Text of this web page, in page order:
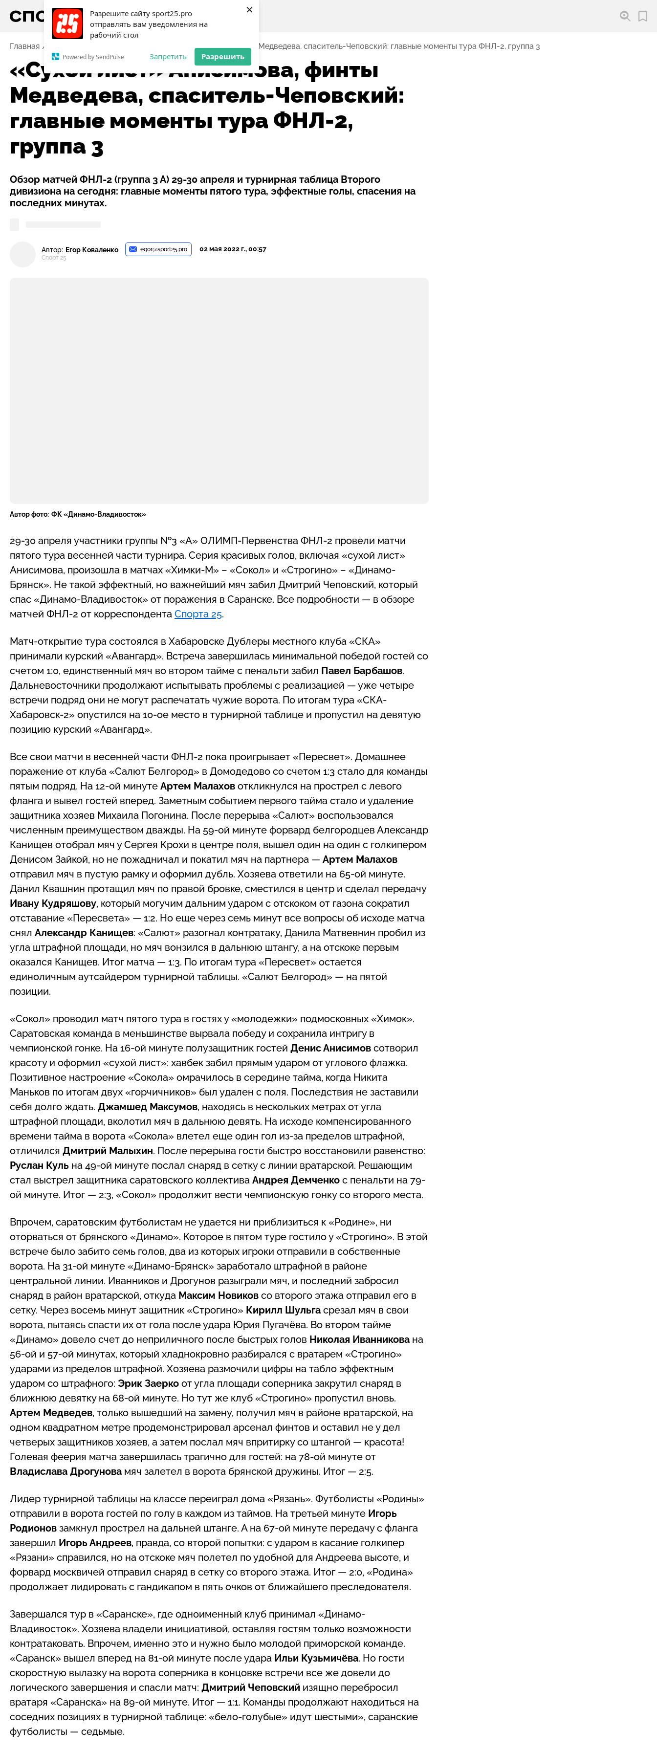
Разрешите сайту sport25.pro
отправлять вам уведомления на
рабочий стол
Powered by SendPulse Запретить Разрешить
×
Главная «Сухой лист» Анисимова, финты Медведева, спаситель-Чеповский: главные моменты тура ФНЛ-2, группа 3
«Сухой лист» Анисимова, финты
Медведева, спаситель-Чеповский:
главные моменты тура ФНЛ-2,
группа 3
Обзор матчей ФНЛ-2 (группа 3 А) 29-30 апреля и турнирная таблица Второго
дивизиона на сегодня: главные моменты пятого тура, эффектные голы, спасения на
последних минутах.
Автор: Егор Коваленко
Спорт 25
egor@sport25.pro 02 мая 2022 г., 00:57
Автор фото: ФК «Динамо-Владивосток»
29-30 апреля участники группы №3 «А» ОЛИМП-Первенства ФНЛ-2 провели матчи
пятого тура весенней части турнира. Серия красивых голов, включая «сухой лист»
Анисимова, произошла в матчах «Химки-М» – «Сокол» и «Строгино» – «Динамо-
Брянск». Не такой эффектный, но важнейший мяч забил Дмитрий Чеповский, который
спас «Динамо-Владивосток» от поражения в Саранске. Все подробности — в обзоре
матчей ФНЛ-2 от корреспондента Спорта 25.
Матч-открытие тура состоялся в Хабаровске Дублеры местного клуба «СКА»
принимали курский «Авангард». Встреча завершилась минимальной победой гостей со
счетом 1:0, единственный мяч во втором тайме с пенальти забил Павел Барбашов.
Дальневосточники продолжают испытывать проблемы с реализацией — уже четыре
встречи подряд они не могут распечатать чужие ворота. По итогам тура «СКА-
Хабаровск-2» опустился на 10-ое место в турнирной таблице и пропустил на девятую
позицию курский «Авангард».
Все свои матчи в весенней части ФНЛ-2 пока проигрывает «Пересвет». Домашнее
поражение от клуба «Салют Белгород» в Домодедово со счетом 1:3 стало для команды
пятым подряд. На 12-ой минуте Артем Малахов откликнулся на прострел с левого
фланга и вывел гостей вперед. Заметным событием первого тайма стало и удаление
защитника хозяев Михаила Погонина. После перерыва «Салют» воспользовался
численным преимуществом дважды. На 59-ой минуте форвард белгородцев Александр
Канищев отобрал мяч у Сергея Крохи в центре поля, вышел один на один с голкипером
Денисом Зайкой, но не пожадничал и покатил мяч на партнера — Артем Малахов
отправил мяч в пустую рамку и оформил дубль. Хозяева ответили на 65-ой минуте.
Данил Квашнин протащил мяч по правой бровке, сместился в центр и сделал передачу
Ивану Кудряшову, который могучим дальним ударом с отскоком от газона сократил
отставание «Пересвета» — 1:2. Но еще через семь минут все вопросы об исходе матча
снял Александр Канищев: «Салют» разогнал контратаку, Данила Матвевнин пробил из
угла штрафной площади, но мяч вонзился в дальнюю штангу, а на отскоке первым
оказался Канищев. Итог матча — 1:3. По итогам тура «Пересвет» остается
единоличным аутсайдером турнирной таблицы. «Салют Белгород» — на пятой
позиции.
«Сокол» проводил матч пятого тура в гостях у «молодежки» подмосковных «Химок».
Саратовская команда в меньшинстве вырвала победу и сохранила интригу в
чемпионской гонке. На 16-ой минуте полузащитник гостей Денис Анисимов сотворил
красоту и оформил «сухой лист»: хавбек забил прямым ударом от углового флажка.
Позитивное настроение «Сокола» омрачилось в середине тайма, когда Никита
Маньков по итогам двух «горчичников» был удален с поля. Последствия не заставили
себя долго ждать. Джамшед Максумов, находясь в нескольких метрах от угла
штрафной площади, вколотил мяч в дальнюю девять. На исходе компенсированного
времени тайма в ворота «Сокола» влетел еще один гол из-за пределов штрафной,
отличился Дмитрий Малыхин. После перерыва гости быстро восстановили равенство:
Руслан Куль на 49-ой минуте послал снаряд в сетку с линии вратарской. Решающим
стал выстрел защитника саратовского коллектива Андрея Демченко с пенальти на 79-
ой минуте. Итог — 2:3, «Сокол» продолжит вести чемпионскую гонку со второго места.
Впрочем, саратовским футболистам не удается ни приблизиться к «Родине», ни
оторваться от брянского «Динамо». Которое в пятом туре гостило у «Строгино». В этой
встрече было забито семь голов, два из которых игроки отправили в собственные
ворота. На 31-ой минуте «Динамо-Брянск» заработало штрафной в районе
центральной линии. Иванников и Дрогунов разыграли мяч, и последний забросил
снаряд в район вратарской, откуда Максим Новиков со второго этажа отправил его в
сетку. Через восемь минут защитник «Строгино» Кирилл Шульга срезал мяч в свои
ворота, пытаясь спасти их от гола после удара Юрия Пугачёва. Во втором тайме
«Динамо» довело счет до неприличного после быстрых голов Николая Иванникова на
56-ой и 57-ой минутах, который хладнокровно разбирался с вратарем «Строгино»
ударами из пределов штрафной. Хозяева размочили цифры на табло эффектным
ударом со штрафного: Эрик Заерко от угла площади соперника закрутил снаряд в
ближнюю девятку на 68-ой минуте. Но тут же клуб «Строгино» пропустил вновь.
Артем Медведев, только вышедший на замену, получил мяч в районе вратарской, на
одном квадратном метре продемонстрировал арсенал финтов и оставил не у дел
четверых защитников хозяев, а затем послал мяч впритирку со штангой — красота!
Голевая феерия матча завершилась трагично для гостей: на 78-ой минуте от
Владислава Дрогунова мяч залетел в ворота брянской дружины. Итог — 2:5.
Лидер турнирной таблицы на классе переиграл дома «Рязань». Футболисты «Родины»
отправили в ворота гостей по голу в каждом из таймов. На третьей минуте Игорь
Родионов замкнул прострел на дальней штанге. А на 67-ой минуте передачу с фланга
завершил Игорь Андреев, правда, со второй попытки: с ударом в касание голкипер
«Рязани» справился, но на отскоке мяч полетел по удобной для Андреева высоте, и
форвард москвичей отправил снаряд в сетку со второго этажа. Итог — 2:0, «Родина»
продолжает лидировать с гандикапом в пять очков от ближайшего преследователя.
Завершался тур в «Саранске», где одноименный клуб принимал «Динамо-
Владивосток». Хозяева владели инициативой, оставляя гостям только возможности
контратаковать. Впрочем, именно это и нужно было молодой приморской команде.
«Саранск» вышел вперед на 81-ой минуте после удара Ильи Кузьмичёва. Но гости
скоростную вылазку на ворота соперника в концовке встречи все же довели до
логического завершения и спасли матч: Дмитрий Чеповский изящно перебросил
вратаря «Саранска» на 89-ой минуте. Итог — 1:1. Команды продолжают находиться на
соседних позициях в турнирной таблице: «бело-голубые» идут шестыми», саранские
футболисты — седьмые.